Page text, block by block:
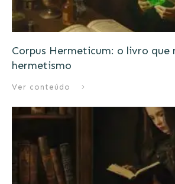
Corpus Hermeticum: o livro que
hermetismo
Ver conteúdo